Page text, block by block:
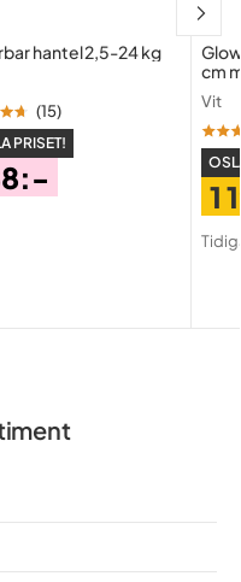
Rostbeständig
hantel 2,5-24 kg
(15)
PRISET!
cm
Vit
1